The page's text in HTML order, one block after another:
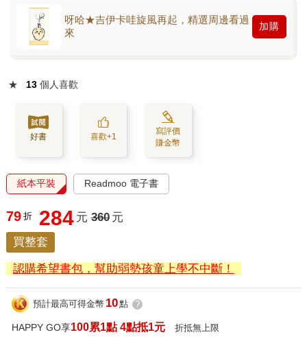
呀哈★吉伊卡哇旋風再起，精選周邊看過
來
加購
★ 13 個人喜歡
好書 喜歡+1
寫評價
賺金幣
紙本平裝 Readmoo 電子書
79 折 284 元 360 元
買整套
認購希望書包，幫助弱勢孩童上學不中斷！
預計最高可得金幣 10點 ?
HAPPY GO享100累1點 4點抵1元 折抵無上限